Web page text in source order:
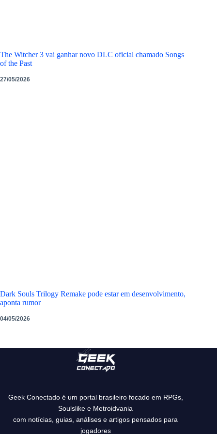
The Witcher 3 vai ganhar novo DLC oficial chamado Songs
of the Past
27/05/2026
Dark Souls Trilogy Remake pode estar em desenvolvimento,
aponta rumor
04/05/2026
Geek Conectado é um portal brasileiro focado em RPGs,
Soulslike e Metroidvania
com notícias, guias, análises e artigos pensados para
jogadores